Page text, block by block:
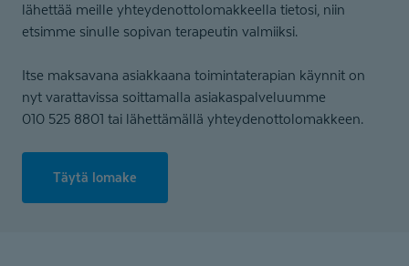
lähettää meille yhteydenottolomakkeella tietosi, niin
etsimme sinulle sopivan terapeutin valmiiksi.
Itse maksavana asiakkaana toimintaterapian käynnit on
nyt varattavissa soittamalla asiakaspalveluumme
010 525 8801 tai lähettämällä yhteydenottolomakkeen.
Täytä lomake